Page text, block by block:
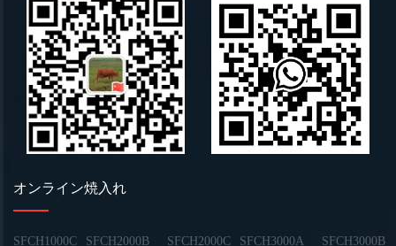
オンライン焼入れ
SFCH1000C SFCH2000B SFCH2000C SFCH3000A SFCH3000B